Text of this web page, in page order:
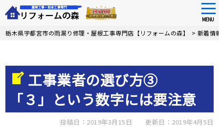
Skip
MENU
栃木県宇都宮市の雨漏り修理・屋根工事専門店【リフォームの森】 > 新着情
工事業者の選び方③
「３」という数字には要注意
投稿日：2019年3月15日 更新日：2019年4月5日